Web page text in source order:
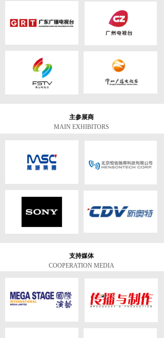
主参展商
MAIN EXHIBITORS
支持媒体
COOPERATION MEDIA